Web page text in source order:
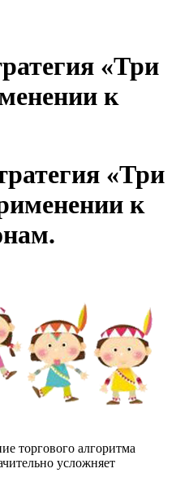
«Три
к
«Три
к
торгового алгоритма
усложняет